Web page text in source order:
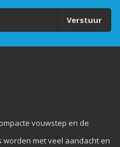
Verstuur
vouwstep en de
worden met veel aandacht en